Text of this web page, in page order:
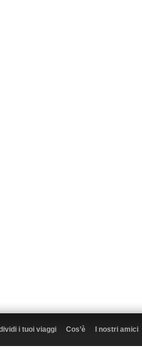
i tuoi viaggi Cos’è I nostri amici